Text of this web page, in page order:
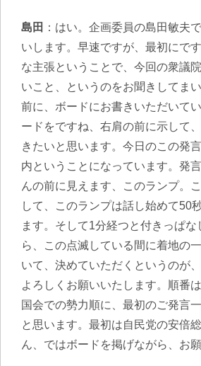
島田 ：はい。企画委員の島田敏夫
いします。早速ですが、最初にで
な主張ということで、今回の衆議
いこと、というのをお聞きしてま
前に、ボードにお書きいただいて
ードをですね、右肩の前に示して
きたいと思います。今日のこの発
内ということになっています。発
んの前に見えます、このランプ。
して、このランプは話し始めて50
ます。そして1分経つと付きっぱ
ら、この点滅している間に着地の
いて、決めていただくというのが
よろしくお願いいたします。順番
国会での勢力順に、最初のご発言
と思います。最初は自民党の安倍
ん、ではボードを掲げながら、お